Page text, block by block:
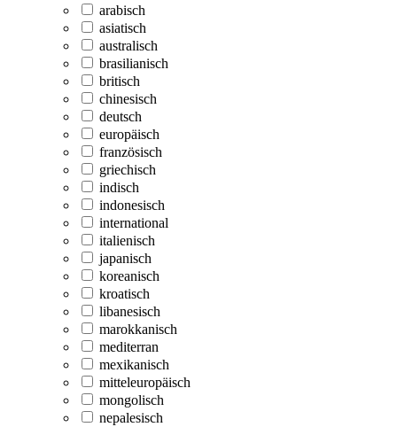
arabisch
asiatisch
australisch
brasilianisch
britisch
chinesisch
deutsch
europäisch
französisch
griechisch
indisch
indonesisch
international
italienisch
japanisch
koreanisch
kroatisch
libanesisch
marokkanisch
mediterran
mexikanisch
mitteleuropäisch
mongolisch
nepalesisch